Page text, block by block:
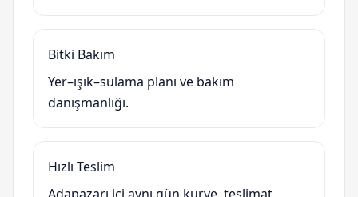
Bitki Bakım
Yer–ışık–sulama planı ve bakım
danışmanlığı.
Hızlı Teslim